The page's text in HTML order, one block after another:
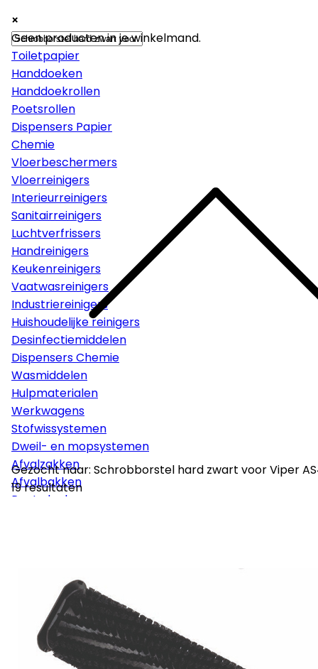
×
Papier
Toiletpapier
Handdoeken
Handdoekrollen
Poetsrollen
Dispensers Papier
Chemie
Vloerbeschermers
Vloerreinigers
Interieurreinigers
Sanitairreinigers
Luchtverfrissers
Handreinigers
Keukenreinigers
Vaatwasreinigers
Industriereinigers
Huishoudelijke reinigers
Desinfectiemiddelen
Dispensers Chemie
Wasmiddelen
Hulpmaterialen
Werkwagens
Stofwissystemen
Dweil- en mopsystemen
Afvalzakken
Afvalbakken
Poetsdoeken
Persoonlijke bescherming
Disposables
Stelen
Rolemmers & Mopemmers
Overige
×
Gezocht naar: Schrobborstel hard zwart voor Viper
19 resultaten
×
Geen producten in je winkelmand.